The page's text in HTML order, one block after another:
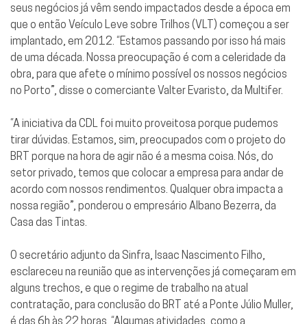
seus negócios já vêm sendo impactados desde a época em
que o então Veículo Leve sobre Trilhos (VLT) começou a ser
implantado, em 2012. “Estamos passando por isso há mais
de uma década. Nossa preocupação é com a celeridade da
obra, para que afete o mínimo possível os nossos negócios
no Porto”, disse o comerciante Valter Evaristo, da Multifer.
“A iniciativa da CDL foi muito proveitosa porque pudemos
tirar dúvidas. Estamos, sim, preocupados com o projeto do
BRT porque na hora de agir não é a mesma coisa. Nós, do
setor privado, temos que colocar a empresa para andar de
acordo com nossos rendimentos. Qualquer obra impacta a
nossa região”, ponderou o empresário Albano Bezerra, da
Casa das Tintas.
O secretário adjunto da Sinfra, Isaac Nascimento Filho,
esclareceu na reunião que as intervenções já começaram em
alguns trechos, e que o regime de trabalho na atual
contratação, para conclusão do BRT até a Ponte Júlio Muller,
é das 6h às 22 horas. “Algumas atividades, como a